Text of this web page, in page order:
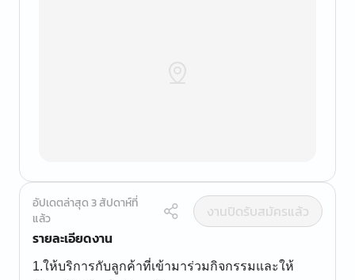
อัปเดตล่าสุด 3 สัปดาห์ที่
แล้ว
งานปิดรับสมัครแล้ว
รายละเอียดงาน
1.ให้บริการกับลูกค้าที่เข้ามาร่วมกิจกรรมและให้